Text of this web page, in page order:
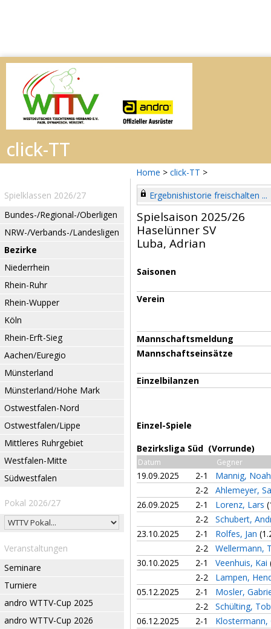
Home > click-TT >
Spielklassen 2026/27
Bundes-/Regional-/Oberligen
NRW-/Verbands-/Landesligen
Bezirke
Niederrhein
Rhein-Ruhr
Rhein-Wupper
Köln
Rhein-Erft-Sieg
Aachen/Euregio
Münsterland
Münsterland/Hohe Mark
Ostwestfalen-Nord
Ostwestfalen/Lippe
Mittleres Ruhrgebiet
Westfalen-Mitte
Südwestfalen
Pokal 2026/27
Veranstaltungen
Seminare
Turniere
andro WTTV-Cup 2025
andro WTTV-Cup 2026
Ergebnishistorie freischalten ...
Spielsaison 2025/26
Haselünner SV
Luba, Adrian
Saisonen
Verein
Mannschaftsmeldung
Mannschaftseinsätze
Einzelbilanzen
Einzel-Spiele
Bezirksliga Süd (Vorrunde)
Datum Gegner
19.09.2025 2-1
Mannig,
2-2
Ahlemeyer,
26.09.2025
2-1 Lorenz, Lars
2-2
Schubert,
23.10.2025
2-1 Rolfes, Jan
2-2
Wellermann,
30.10.2025
2-1 Veenhuis, Kai
2-2
Lampen,
05.12.2025
2-1
Mosler,
2-2
Schülting,
06.12.2025
2-1